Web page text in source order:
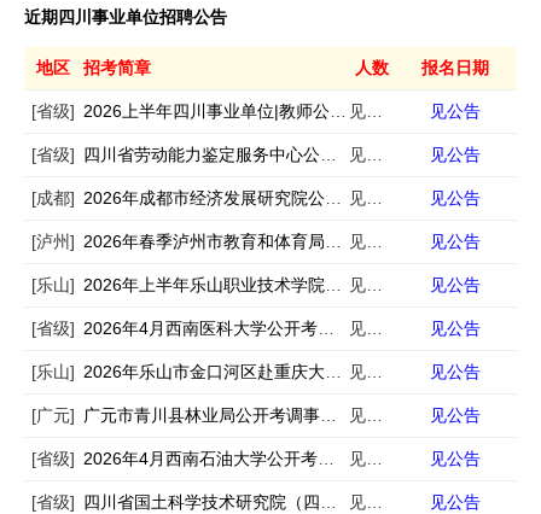
近期四川事业单位招聘公告
地区 招考简章 人数 报名日期
[省级] 2026上半年四川事业单位|教师公招考试公告汇总 见公告 见公告
[省级] 四川省劳动能力鉴定服务中心公开招聘1名编外聘用人员的公告 见公告 见公告
[成都] 2026年成都市经济发展研究院公开招聘编外工作人员公告 见公告 见公告
[泸州] 2026年春季泸州市教育和体育局下属事业单位事业单位人才岗位需求信息的补充公告 见公告 见公告
[乐山] 2026年上半年乐山职业技术学院公开考核招聘工作人员的公告 见公告 见公告
[省级] 2026年4月西南医科大学公开考核招聘40名工作人员公告 见公告 见公告
[乐山] 2026年乐山市金口河区赴重庆大学公开考核招聘事业单位工作人员的公告 见公告 见公告
[广元] 广元市青川县林业局公开考调事业单位工作人员的公告 见公告 见公告
[省级] 2026年4月西南石油大学公开考试招聘12名事业编制辅导员公告 见公告 见公告
[省级] 四川省国土科学技术研究院（四川省卫星应用技术中心）公开考核招聘专业技术人员公告 见公告 见公告